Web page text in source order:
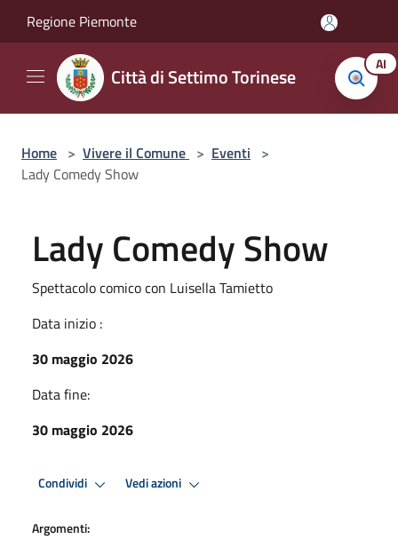
Regione Piemonte
Città di Settimo Torinese AI
Home > Vivere il Comune > Eventi >
Lady Comedy Show
Lady Comedy Show
Spettacolo comico con Luisella Tamietto
Data inizio :
30 maggio 2026
Data fine:
30 maggio 2026
Condividi Vedi azioni
Argomenti: